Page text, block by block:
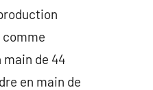
de 44
en main de